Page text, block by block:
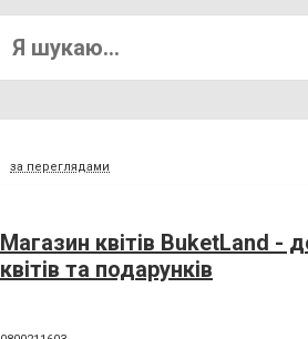
за переглядами
Магазин квітів BuketLand -
квітів та подарунків